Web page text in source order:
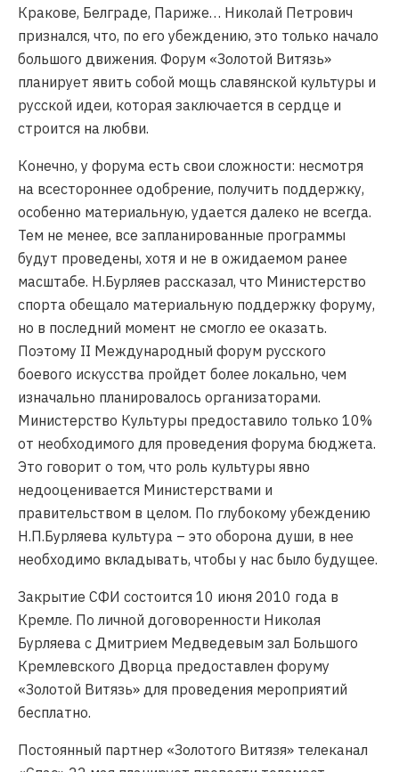
Кракове, Белграде, Париже… Николай Петрович
признался, что, по его убеждению, это только начало
большого движения. Форум «Золотой Витязь»
планирует явить собой мощь славянской культуры и
русской идеи, которая заключается в сердце и
строится на любви.
Конечно, у форума есть свои сложности: несмотря
на всестороннее одобрение, получить поддержку,
особенно материальную, удается далеко не всегда.
Тем не менее, все запланированные программы
будут проведены, хотя и не в ожидаемом ранее
масштабе. Н.Бурляев рассказал, что Министерство
спорта обещало материальную поддержку форуму,
но в последний момент не смогло ее оказать.
Поэтому II Международный форум русского
боевого искусства пройдет более локально, чем
изначально планировалось организаторами.
Министерство Культуры предоставило только 10%
от необходимого для проведения форума бюджета.
Это говорит о том, что роль культуры явно
недооценивается Министерствами и
правительством в целом. По глубокому убеждению
Н.П.Бурляева культура – это оборона души, в нее
необходимо вкладывать, чтобы у нас было будущее.
Закрытие СФИ состоится 10 июня 2010 года в
Кремле. По личной договоренности Николая
Бурляева с Дмитрием Медведевым зал Большого
Кремлевского Дворца предоставлен форуму
«Золотой Витязь» для проведения мероприятий
бесплатно.
Постоянный партнер «Золотого Витязя» телеканал